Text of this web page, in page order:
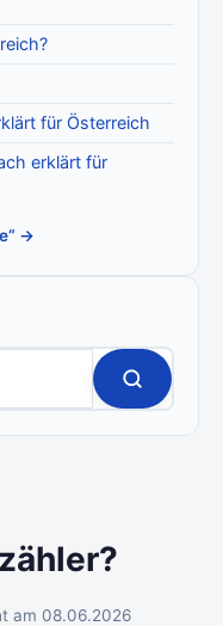
am 08.06.2026
für Österreich
erklärt für
→